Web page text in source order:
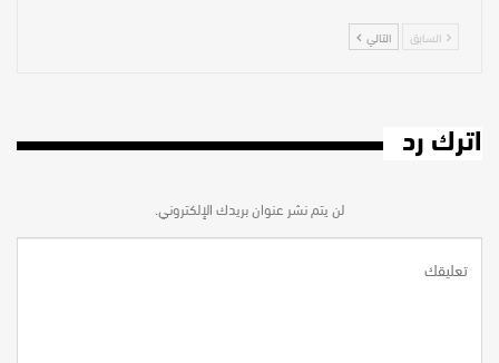
السابق التالي
اترك رد
لن يتم نشر عنوان بريدك الإلكتروني.